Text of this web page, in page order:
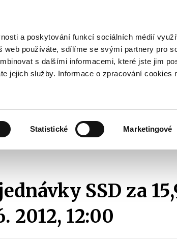
a poskytování funkcí sociálních médií
web používáte, sdílíme se svými partnery pro
s dalšími informacemi, které jste jim
jejich služby. Informace o zpracování cookies
Statistické Marketingové
Pohybujte
šipkami
pro
submenu
Užitečné
SSD za
2012, 12:00